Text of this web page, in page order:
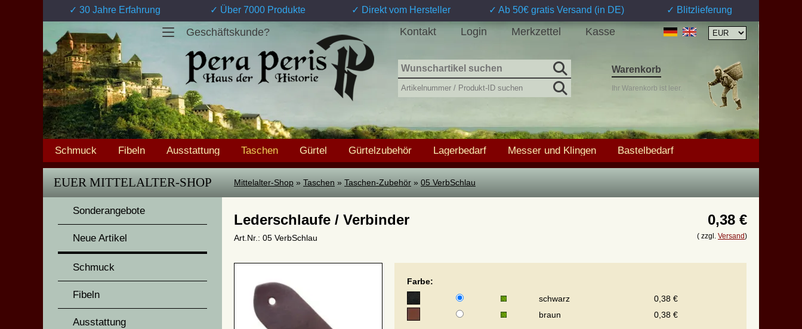
✓ 30 Jahre Erfahrung ✓ Über 7000 Produkte ✓ Direkt vom Hersteller ✓ Ab 50€ gratis Versand (in DE) ✓ Blitzlieferung
Geschäftskunde? Kontakt Login Merkzettel Kasse
Schmuck Fibeln Ausstattung Taschen Gürtel Gürtelzubehör Lagerbedarf Messer und Klingen Bastelbedarf
Warenkorb
Ihr Warenkorb ist leer.
EUER MITTELALTER-SHOP
Sonderangebote
Neue Artikel
Schmuck
Fibeln
Ausstattung
Mittelalter-Shop » Taschen » Taschen-Zubehör » 05 VerbSchlau
Lederschlaufe / Verbinder
Art.Nr.: 05 VerbSchlau
0,38 €
( zzgl. Versand)
Farbe:
schwarz
0,38 €
braun
0,38 €